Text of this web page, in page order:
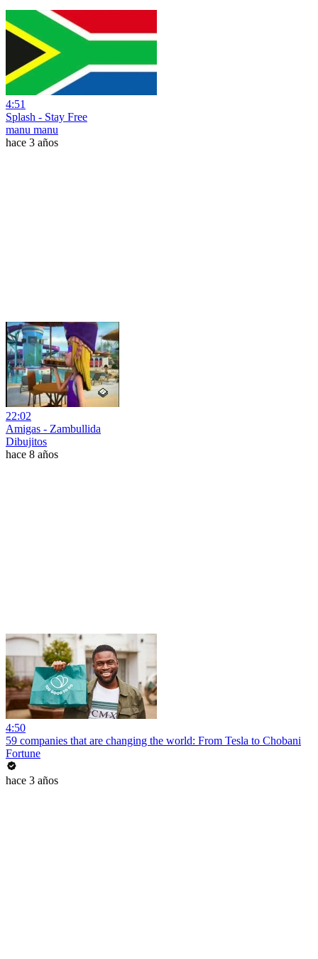
4:51
Splash - Stay Free
manu manu
hace 3 años
22:02
Amigas - Zambullida
Dibujitos
hace 8 años
4:50
59 companies that are changing the world: From Tesla to Chobani
Fortune
hace 3 años